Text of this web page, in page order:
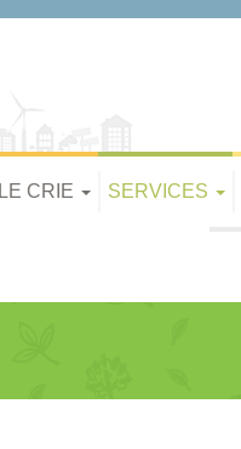
LE CRIE SERVICES